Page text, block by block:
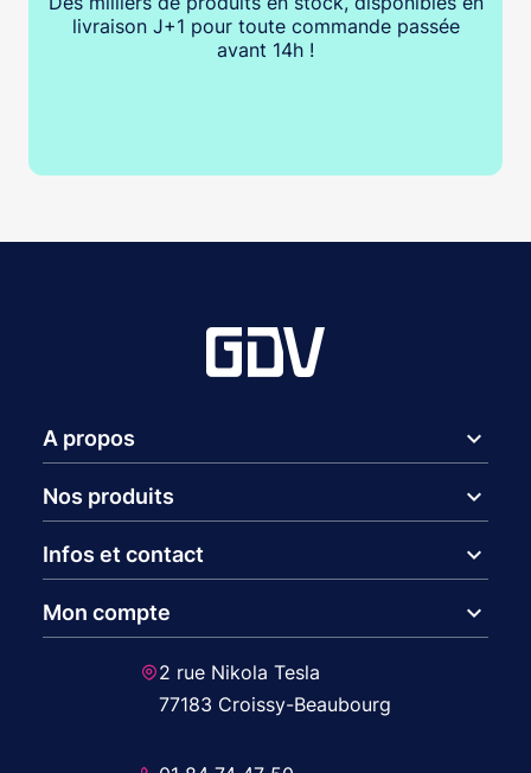
livraison J+1 pour toute commande passée
avant 14h !
A propos expand_more
Nos produits expand_more
Infos et contact expand_more
Mon compte expand_more
2 rue Nikola Tesla
77183 Croissy-Beaubourg